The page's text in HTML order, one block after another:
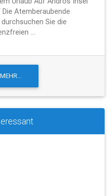
Atemberaubende
Sie die
...